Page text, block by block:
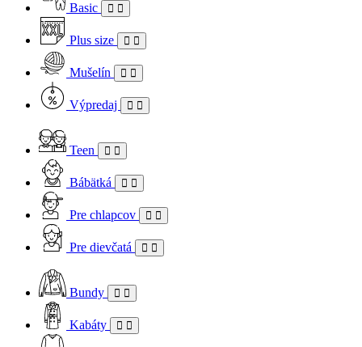
Basic
Plus size
Mušelín
Výpredaj
Teen
Bábätká
Pre chlapcov
Pre dievčatá
Bundy
Kabáty